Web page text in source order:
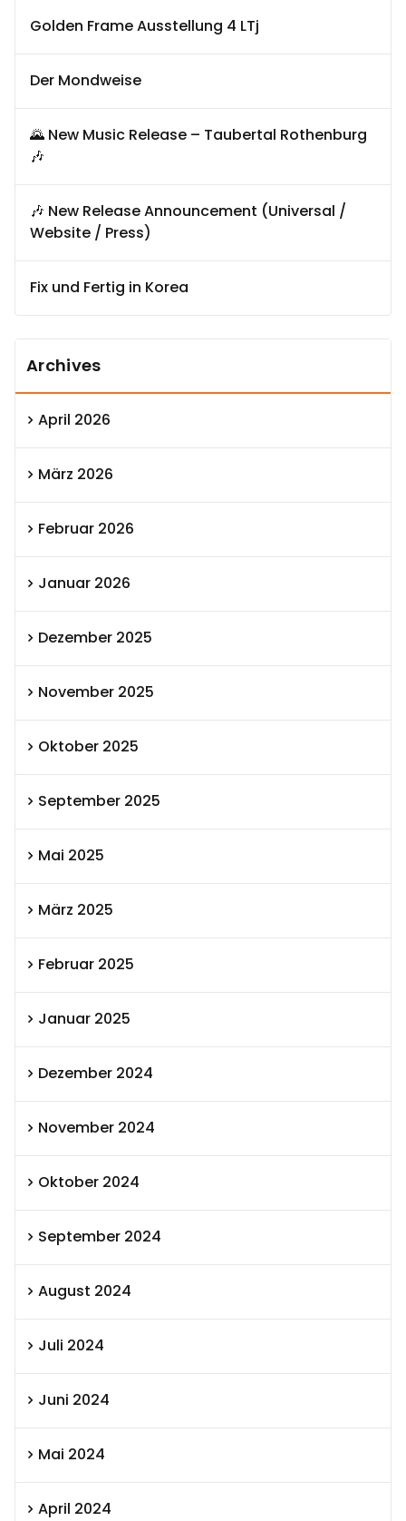
Golden Frame Ausstellung 4 LTj
Der Mondweise
🌄 New Music Release – Taubertal Rothenburg
🎶
🎶 New Release Announcement (Universal /
Website / Press)
Fix und Fertig in Korea
Archives
April 2026
März 2026
Februar 2026
Januar 2026
Dezember 2025
November 2025
Oktober 2025
September 2025
Mai 2025
März 2025
Februar 2025
Januar 2025
Dezember 2024
November 2024
Oktober 2024
September 2024
August 2024
Juli 2024
Juni 2024
Mai 2024
April 2024